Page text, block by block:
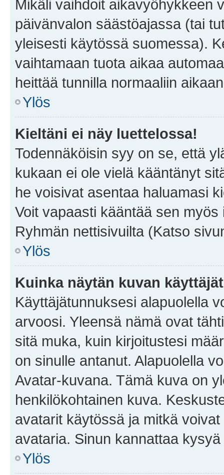
Mikäli vaihdoit aikavyöhykkeen
päivänvalon säästöajassa (tai
yleisesti käytössä suomessa).
vaihtamaan tuota aikaa
heittää tunnilla normaaliin
Ylös
Kieltäni ei näy luettelossa!
Todennäköisin syy on se, että
kukaan ei ole vielä kääntänyt
he voisivat asentaa haluamasi
Voit vapaasti kääntää sen
Ryhmän nettisivuilta (Katso
Ylös
Kuinka näytän kuvan
Käyttäjätunnuksesi alapuolella
arvoosi. Yleensä nämä ovat
sitä muka, kuin kirjoitustesi
on sinulle antanut. Alapuolella
Avatar-kuvana. Tämä kuva on
henkilökohtainen kuva.
avatarit käytössä ja mitkä
avataria. Sinun kannattaa
Ylös